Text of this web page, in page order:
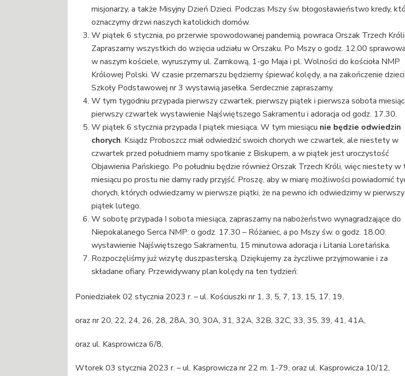
misjonarzy, a także Misyjny Dzień Dzieci. Podczas Mszy św. błogosławieństwo kredy,
oznaczymy drzwi naszych katolickich domów.
W piątek 6 stycznia, po przerwie spowodowanej pandemią, powraca Orszak Trzech Króli.
Zapraszamy wszystkich do wzięcia udziału w Orszaku. Po Mszy o godz. 12.00
w naszym kościele, wyruszymy ul. Zamkową, 1-go Maja i pl. Wolności do kościoła NMP
Królowej Polski. W czasie przemarszu będziemy śpiewać kolędy, a na zakończenie
Szkoły Podstawowej nr 3 wystawią jasełka. Serdecznie zapraszamy.
W tym tygodniu przypada pierwszy czwartek, pierwszy piątek i pierwsza sobota
pierwszy czwartek wystawienie Najświętszego Sakramentu i adoracja od godz. 17.30.
W piątek 6 stycznia przypada I piątek miesiąca. W tym miesiącu nie będzie odwiedzin
chorych. Ksiądz Proboszcz miał odwiedzić swoich chorych we czwartek, ale niestety w
czwartek przed południem mamy spotkanie z Biskupem, a w piątek jest uroczystość
Objawienia Pańskiego. Po południu będzie również Orszak Trzech Króli, więc niestety w
miesiącu po prostu nie damy rady przyjść. Proszę, aby w miarę możliwości powiadomić
chorych, których odwiedzamy w pierwsze piątki, że na pewno ich odwiedzimy w pierwszy
piątek lutego.
W sobotę przypada I sobota miesiąca, zapraszamy na nabożeństwo wynagradzające do
Niepokalanego Serca NMP: o godz. 17.30 – Różaniec, a po Mszy św. o godz. 18.00:
wystawienie Najświętszego Sakramentu, 15 minutowa adoracja i Litania Loretańska.
Rozpoczęliśmy już wizytę duszpasterską. Dziękujemy za życzliwe przyjmowanie i za
składane ofiary. Przewidywany plan kolędy na ten tydzień:
Poniedziałek 02 stycznia 2023 r. – ul. Kościuszki nr 1, 3, 5, 7, 13, 15, 17, 19,
oraz nr 20, 22, 24, 26, 28, 28A, 30, 30A, 31, 32A, 32B, 32C, 33, 35, 39, 41, 41A,
oraz ul. Kasprowicza 6/8,
Wtorek 03 stycznia 2023 r. – ul. Kasprowicza nr 22 m. 1-79, oraz ul. Kasprowicza 10/12,